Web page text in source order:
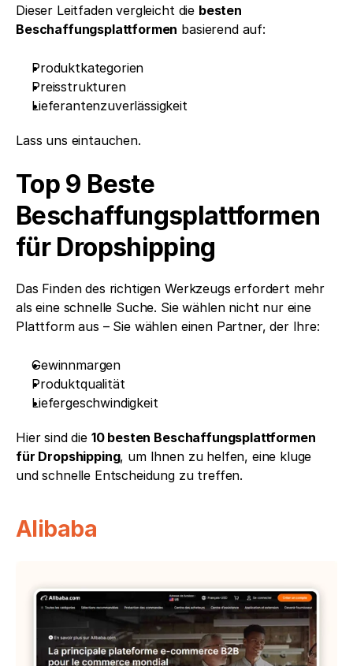
Dieser Leitfaden vergleicht die besten
Beschaffungsplattformen basierend auf:
Produktkategorien
Preisstrukturen
Lieferantenzuverlässigkeit
Lass uns eintauchen.
Top 9 Beste
Beschaffungsplattformen
für Dropshipping
Das Finden des richtigen Werkzeugs erfordert mehr
als eine schnelle Suche. Sie wählen nicht nur eine
Plattform aus – Sie wählen einen Partner, der Ihre:
Gewinnmargen
Produktqualität
Liefergeschwindigkeit
Hier sind die 10 besten Beschaffungsplattformen
für Dropshipping, um Ihnen zu helfen, eine kluge
und schnelle Entscheidung zu treffen.
Alibaba